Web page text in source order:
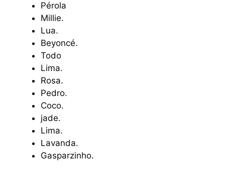
Pérola
Millie.
Lua.
Beyoncé.
Todo
Lima.
Rosa.
Pedro.
Coco.
jade.
Lima.
Lavanda.
Gasparzinho.